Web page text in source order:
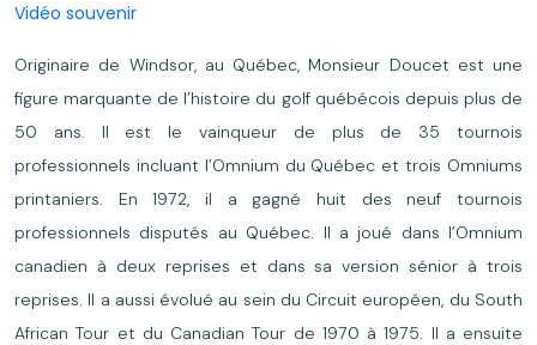
Vidéo souvenir
Originaire de Windsor, au Québec, Monsieur Doucet est une
figure marquante de l’histoire du golf québécois depuis plus de
50 ans. Il est le vainqueur de plus de 35 tournois
professionnels incluant l’Omnium du Québec et trois Omniums
printaniers. En 1972, il a gagné huit des neuf tournois
professionnels disputés au Québec. Il a joué dans l’Omnium
canadien à deux reprises et dans sa version sénior à trois
reprises. Il a aussi évolué au sein du Circuit européen, du South
African Tour et du Canadian Tour de 1970 à 1975. Il a ensuite